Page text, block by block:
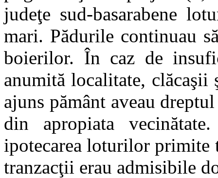
judeţe sud-basarabene
mari. Pădurile continuau
boierilor. În caz de
anumită localitate,
ajuns pământ aveau
din apropiata
ipotecarea loturilor primite
tranzacţii erau admisibile